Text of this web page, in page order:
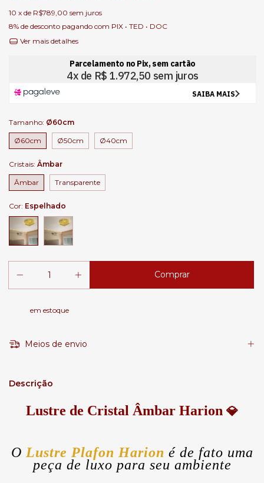
10 x de R$789,00 sem juros
8% de desconto pagando com PIX • TED • DOC
Ver mais detalhes
Tamanho: Ø60cm
Ø60cm Ø50cm Ø40cm
Cristais: Âmbar
Âmbar Transparente
Cor: Espelhado
em estoque
Meios de envio
Descrição
Lustre de Cristal Âmbar Harion 💎
O Lustre Plafon Harion é de fato uma
peça de luxo para seu ambiente